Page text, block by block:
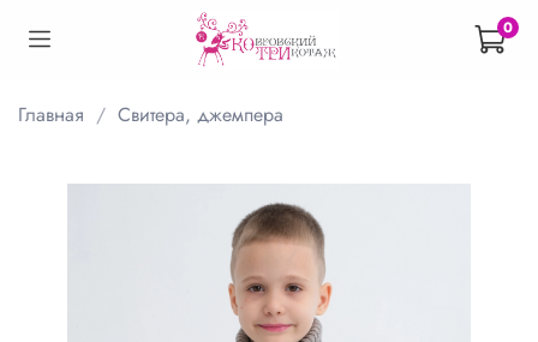
0
Главная Свитера, джемпера